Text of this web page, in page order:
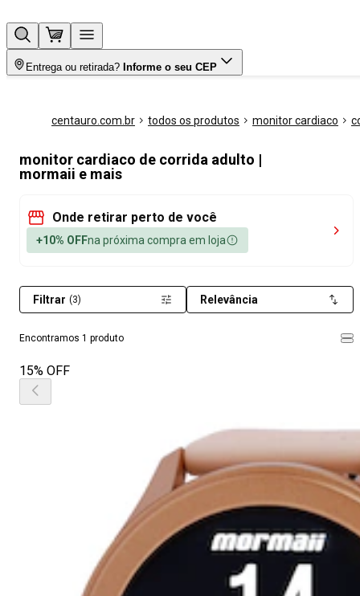
Entrega ou retirada? Informe o seu CEP
centauro.com.br todos os produtos monitor cardiaco
monitor cardiaco de corrida adulto |
mormaii e mais
Onde retirar perto de você
+10% OFFna próxima compra em loja
Encontramos 1 produto
Filtrar (3) Relevância
15% OFF